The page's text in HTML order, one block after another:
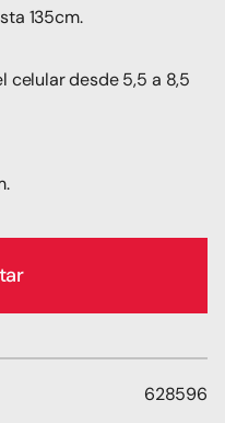
135cm.
celular desde 5,5 a 8,5
628596